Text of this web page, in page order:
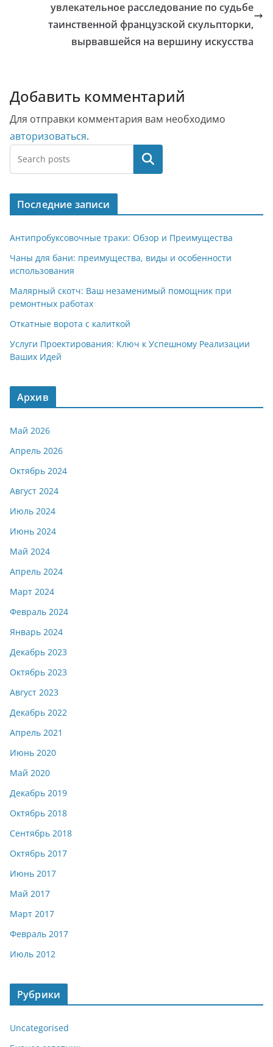
увлекательное расследование по судьбе
таинственной французской скульпторки,
вырвавшейся на вершину искусства
Добавить комментарий
Для отправки комментария вам необходимо
авторизоваться.
Поиск
Последние записи
Антипробуксовочные траки: Обзор и Преимущества
Чаны для бани: преимущества, виды и особенности
использования
Малярный скотч: Ваш незаменимый помощник при
ремонтных работах
Откатные ворота с калиткой
Услуги Проектирования: Ключ к Успешному Реализации
Ваших Идей
Архив
Май 2026
Апрель 2026
Октябрь 2024
Август 2024
Июль 2024
Июнь 2024
Май 2024
Апрель 2024
Март 2024
Февраль 2024
Январь 2024
Декабрь 2023
Октябрь 2023
Август 2023
Декабрь 2022
Апрель 2021
Июнь 2020
Май 2020
Декабрь 2019
Октябрь 2018
Сентябрь 2018
Октябрь 2017
Июнь 2017
Май 2017
Март 2017
Февраль 2017
Июль 2012
Рубрики
Uncategorised